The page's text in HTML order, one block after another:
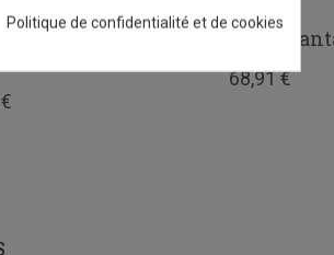
panier Graphite
Porte-
68,91 €
Politique de confidentialité et de cookies